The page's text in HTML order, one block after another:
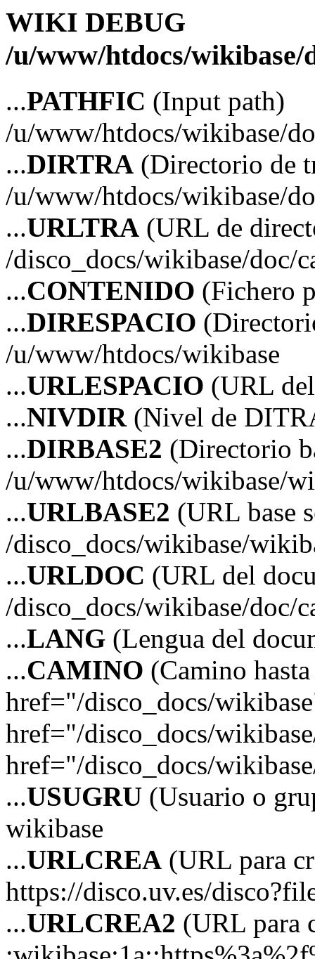
WIKI DEBUG
/u/www/htdocs/
...PATHFIC (Input path)
/u/www/htdocs/wikibase/
...DIRTRA (Directorio de
/u/www/htdocs/wikibase/
...URLTRA (URL de
/disco_docs/wikibase/doc/
...CONTENIDO (Fichero
...DIRESPACIO
/u/www/htdocs/wikibase
...URLESPACIO (URL
...NIVDIR(Nivel de
...DIRBASE2 (Directorio
/u/www/htdocs/wikibase/
...URLBASE2 (URL base
/disco_docs/wikibase/
...URLDOC (URL del
/disco_docs/wikibase/doc/
...LANG (Lengua del
...CAMINO (Camino
href="/disco_docs/
href="/disco_docs/
href="/disco_docs/
...USUGRU (Usuario o
wikibase
...URLCREA (URL para
https://disco.uv.es/
...URLCREA2 (URL para